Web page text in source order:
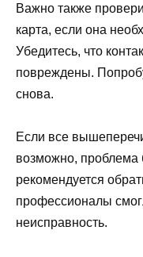
Важно также
карта, если она
Убедитесь, что
повреждены.
снова.
Если все
возможно, проблема
рекомендуется
профессионалы
неисправность.